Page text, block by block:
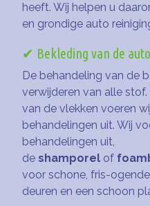
heeft. Wij helpen u
en grondige auto
✔ Bekleding van de
De behandeling van de
verwijderen van alle
van de vlekken voeren
behandelingen uit. Wij
behandelingen uit,
de shamporel of
voor schone, fris-
deuren en een schoon